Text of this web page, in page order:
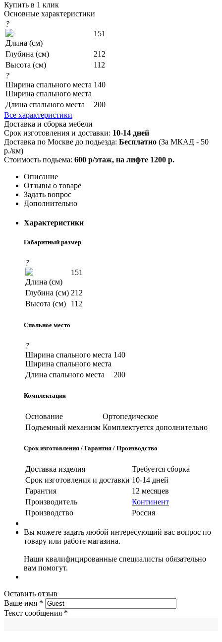
Купить в 1 клик
Основные характеристики
?
Длина (см)
151
Глубина (см)
212
Высота (см)
112
?
Ширина спального места
Ширина спального места
140
Длина спального места
200
Все характеристики
Доставка и сборка мебели
Срок изготовления и доставки: 10-14 дней
Доставка по Москве до подьезда: Бесплатно (За МКАД - 50
р./км)
Стоимость подьема: 600 р/этаж, на лифте 1200 р.
Описание
Отзывы о товаре
Задать вопрос
Дополнительно
Характеристики
Габаритный размер
?
Длина (см)
151
Глубина (см) 212
Высота (см)
112
Спальное место
?
Ширина спального места
Ширина спального места
140
Длина спального места 200
Комплектация
Основание
Ортопедическое
Подъемный механизм Комплектуется дополнительно
Срок изготовления / Гарантия / Производство
Доставка изделия
Требуется сборка
Срок изготовления и доставки 10-14 дней
Гарантия
12 месяцев
Производитель
Континент
Производство
Россия
Вы можете задать любой интересующий вас вопрос по
товару или работе магазина.
Наши квалифицированные специалисты обязательно
вам помогут.
Оставить отзыв
Ваше имя *
Текст сообщения *